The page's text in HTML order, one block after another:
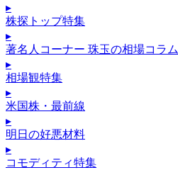
▸
株探トップ特集
▸
著名人コーナー 珠玉の相場コラム
▸
相場観特集
▸
米国株・最前線
▸
明日の好悪材料
▸
コモディティ特集